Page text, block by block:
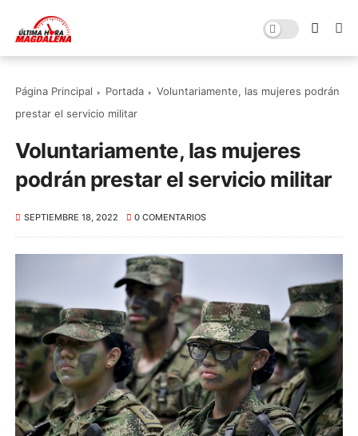
Página Principal Portada
Voluntariamente, las mujeres podrán
prestar el servicio militar
Voluntariamente, las mujeres
podrán prestar el servicio militar
SEPTIEMBRE 18, 2022 0 COMENTARIOS